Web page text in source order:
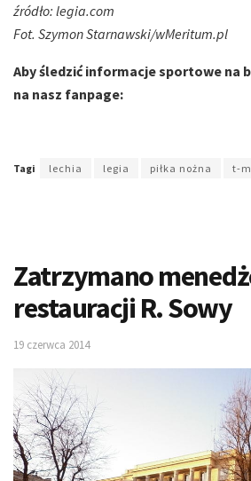
źródło: legia.com
Fot. Szymon Starnawski/wMeritum.pl
Aby śledzić informacje sportowe na
na nasz fanpage:
Tagi lechia legia piłka nożna t-
Zatrzymano
restauracji R. Sowy
19 czerwca 2014